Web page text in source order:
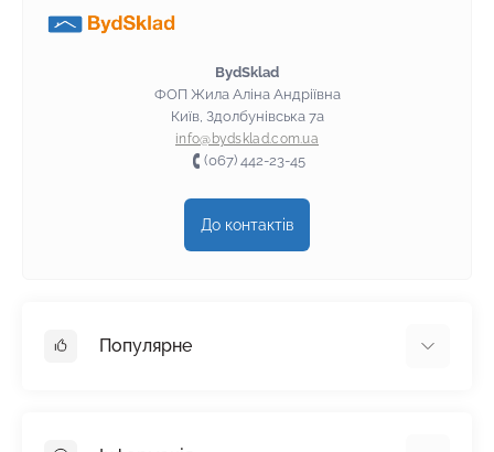
BydSklad
ФОП Жила Аліна Андріївна
Київ, Здолбунівська 7а
info@bydsklad.com.ua
(067) 442-23-45
До контактів
Популярне